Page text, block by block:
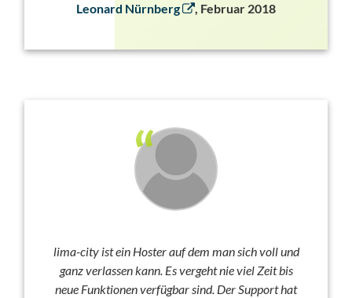
Leonard Nürnberg , Februar 2018
lima-city ist ein Hoster auf dem man sich voll und
ganz verlassen kann. Es vergeht nie viel Zeit bis
neue Funktionen verfügbar sind. Der Support hat